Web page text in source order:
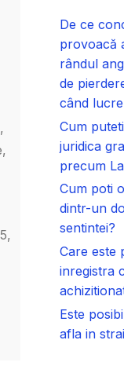
De ce
provoacă
rândul
de
când
Cum
juridica
precum
Cum poti
dintr-un
sentintei?
Care este
inregistra
Este
afla in